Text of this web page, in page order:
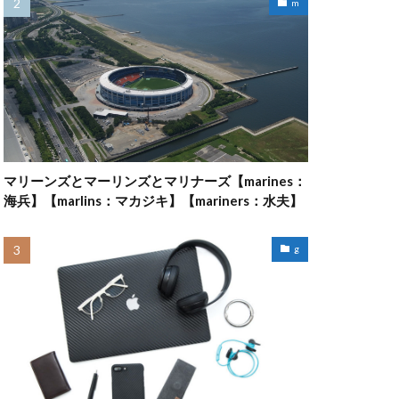
m
マリーンズとマーリンズとマリナーズ【marines：
海兵】【marlins：マカジキ】【mariners：水夫】
g